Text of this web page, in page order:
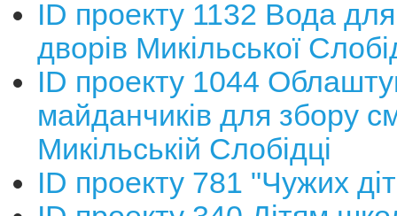
ID проекту 1132 Вода для
дворів Микільської
ID проекту 1044
майданчиків для збору
Микільській Слобідці
ID проекту 781 "Чужих